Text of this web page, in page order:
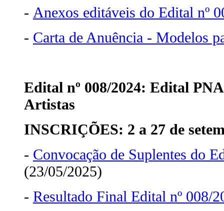
- Anexos editáveis do Edital nº
- Carta de Anuência - Modelos
Edital nº 008/2024: Edital
Artistas
INSCRIÇÕES: 2 a 27 de
- Convocação de Suplentes do
(23/05/2025)
- Resultado Final Edital nº 008/